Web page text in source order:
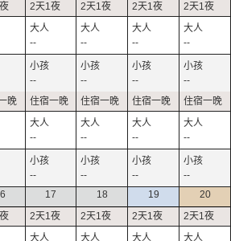
--
--
--
--
--
--
--
--
--
--
--
--
--
--
--
--
17 18 19 20